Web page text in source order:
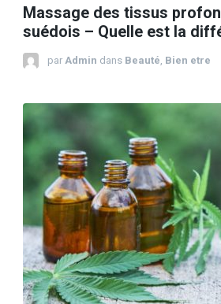
Massage des tissus
suédois – Quelle est la
par Admin dans Beauté Bien etre